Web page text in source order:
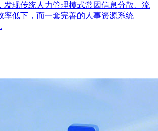
发现传统人力管理模式常因信息分散、流
率低下，而一套完善的人事资源系统